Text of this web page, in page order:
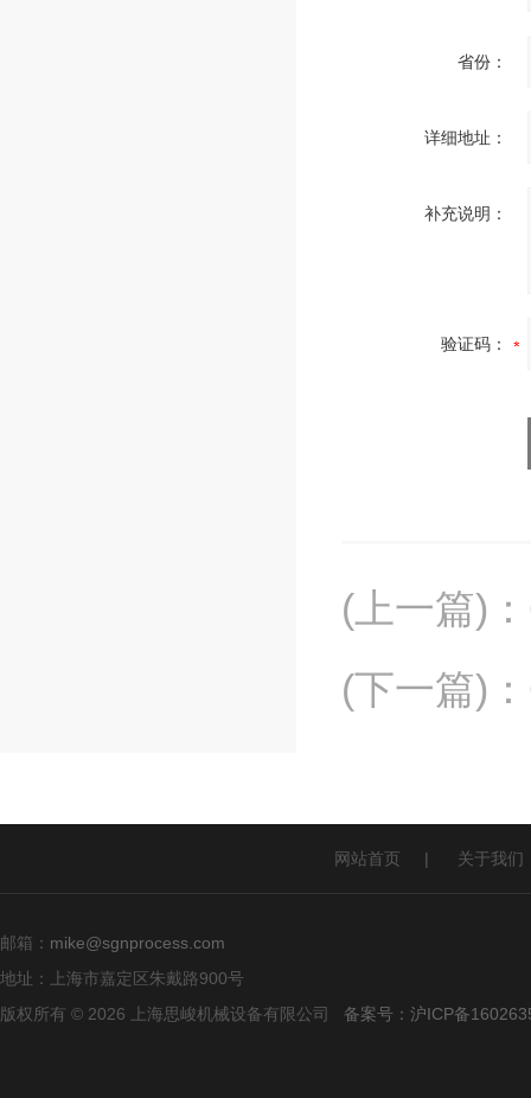
省份：
详细地址：
补充说明：
验证码：
(上一篇) ：
(下一篇) ：
网站首页 | 关于我们
邮箱： mike@sgnprocess.com
地址：上海市嘉定区朱戴路900号
版权所有 © 2026 上海思峻机械设备有限公司 备案号：沪ICP备